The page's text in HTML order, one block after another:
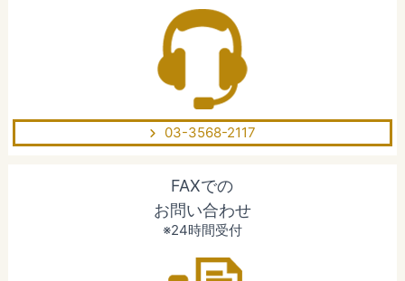
03-3568-2117
FAXでの
お問い合わせ
※24時間受付